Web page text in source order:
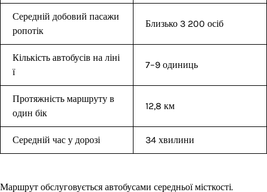
Середній добовий пасажи
ропотік
Близько 3 200 осіб
Кількість автобусів на ліні
ї
7–9 одиниць
Протяжність маршруту в
один бік
12,8 км
Середній час у дорозі 34 хвилини
Маршрут обслуговується автобусами середньої місткості.